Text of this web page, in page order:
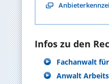
Infos zu den
Fachanwalt
Anwalt